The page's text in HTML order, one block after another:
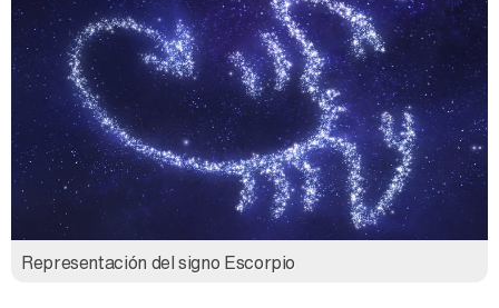
Manu Baqueiro: "Tuve como referente a Bruce Willis en 'Luz de Luna' para mi trabajo en la serie 'Perdiendo el juicio'"
Magdalena de Suecia responde a las críticas y explica por qué le han permitido lanzar su propio negocio
Representación del signo Escorpio